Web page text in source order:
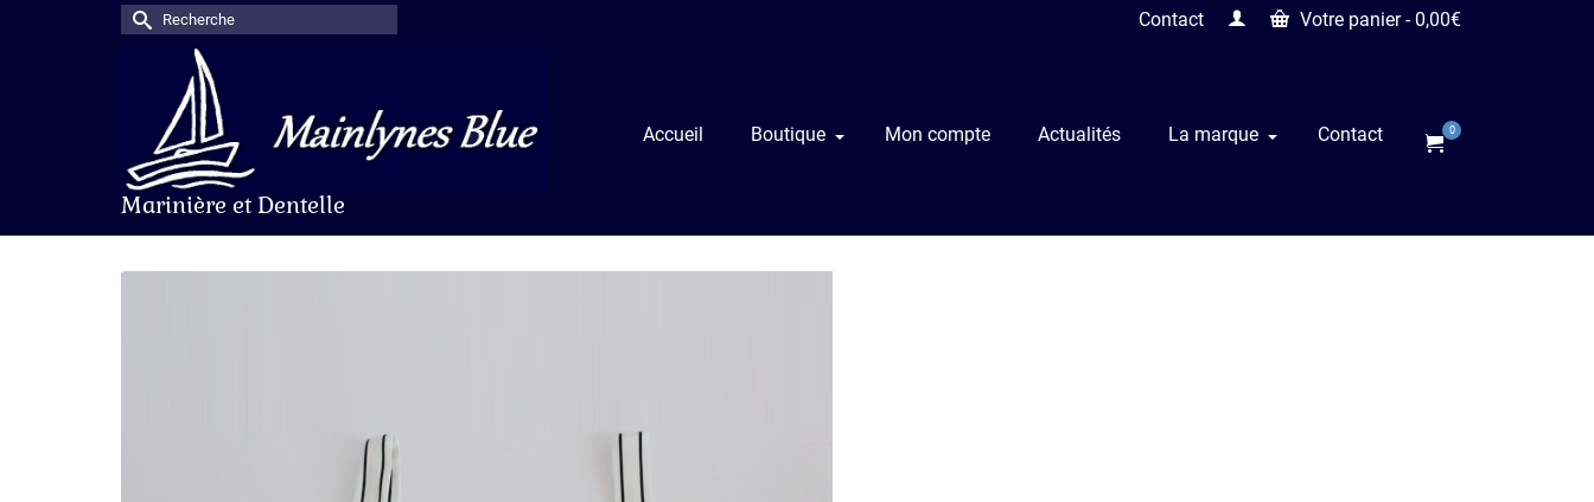
Contact Votre panier- 0,00€
Rechercher :
Marinière et Dentelle
Accueil Boutique Mon compte Actualités La marque Contact 0